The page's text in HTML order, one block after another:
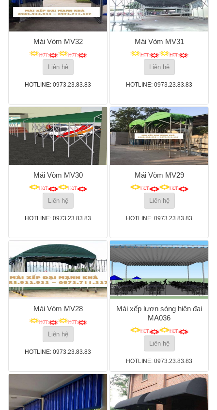
Mái Vòm MV32
Liên hệ
HOTLINE: 0973.23.83.83
Mái Vòm MV31
Liên hệ
HOTLINE: 0973.23.83.83
Mái Vòm MV30
Liên hệ
HOTLINE: 0973.23.83.83
Mái Vòm MV29
Liên hệ
HOTLINE: 0973.23.83.83
Mái Vòm MV28
Liên hệ
HOTLINE: 0973.23.83.83
Mái xếp lượn sóng hiện đại
MA036
Liên hệ
HOTLINE: 0973.23.83.83